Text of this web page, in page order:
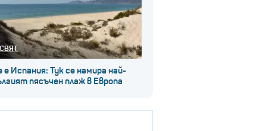
СВЯТ
е Испания: Тук се намира най-
пясъчен плаж в Европа